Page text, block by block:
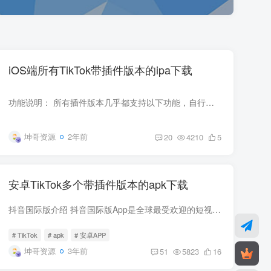
iOS端所有TikTok带插件版本的ipa下载
功能说明： 所有插件版本几乎都支持以下功能，自行下载测试 一键下载无水印视频和音乐 一键复制视频文案和内容 最高支持4K HDR原视频下载 解除封禁国家地区的观看限制 解除检测SIM卡归属地的限...
坤哥资源 2年前 20 4210 5
安卓TikTok多个带插件版本的apk下载
抖音国际版介绍 抖音国际版App是全球最受欢迎的短视频应用，抖音国际版TikTok（海外版）横扫全球下载量常居榜首。这是最新抖音国际版破解版，无视封锁和下载限制，国内免拔卡，去除了广告，下载...
# TikTok # apk # 安卓APP
坤哥资源 3年前 51 5823 16